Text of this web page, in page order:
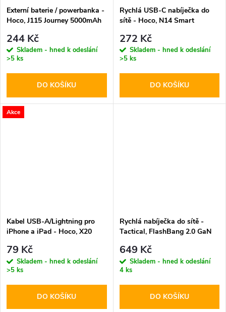
Externí baterie / powerbanka -
Hoco, J115 Journey 5000mAh
244 Kč
Skladem - hned k odeslání
>5 ks
DO KOŠÍKU
Rychlá USB-C nabíječka do
sítě - Hoco, N14 Smart
272 Kč
Skladem - hned k odeslání
>5 ks
DO KOŠÍKU
Akce
Kabel USB-A/Lightning pro
iPhone a iPad - Hoco, X20
79 Kč
Skladem - hned k odeslání
>5 ks
DO KOŠÍKU
Rychlá nabíječka do sítě -
Tactical, FlashBang 2.0 GaN
649 Kč
Skladem - hned k odeslání
4 ks
DO KOŠÍKU